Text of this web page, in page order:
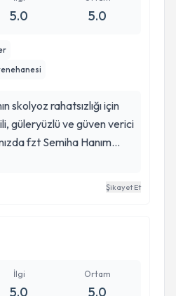
5.0 5.0
skolyoz rahatsızlığı için
güleryüzlü ve güven verici
fzt Semiha Hanım
Şikayet Et
İlgi
5.0
Ortam
5.0